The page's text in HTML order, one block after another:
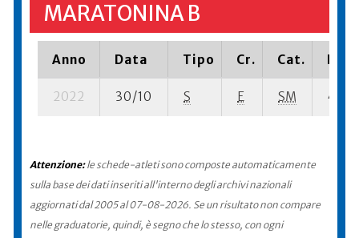
MARATONINA B
Anno Data Tipo Cr. Cat.
2022 30/10 S E SM 43
Attenzione:le schede-atleti sono composte automaticamente
sulla base dei dati inseriti all'interno degli archivi nazionali
aggiornati dal 2005 al 07-08-2026. Se un risultato non compare
nelle graduatorie, quindi, è segno che lo stesso, con ogni